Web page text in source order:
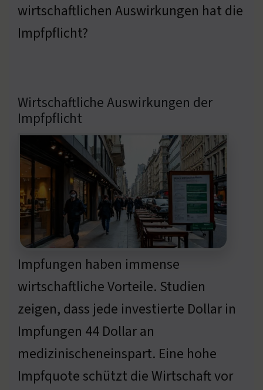
wirtschaftlichen Auswirkungen hat die
Impfpflicht?
Wirtschaftliche Auswirkungen der
Impfpflicht
Impfungen haben immense
wirtschaftliche Vorteile. Studien
zeigen, dass jede investierte Dollar in
Impfungen 44 Dollar an
medizinischeneinspart. Eine hohe
Impfquote schützt die Wirtschaft vor